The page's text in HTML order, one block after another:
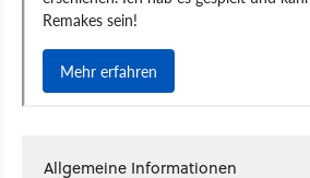
Allgemeine Informationen